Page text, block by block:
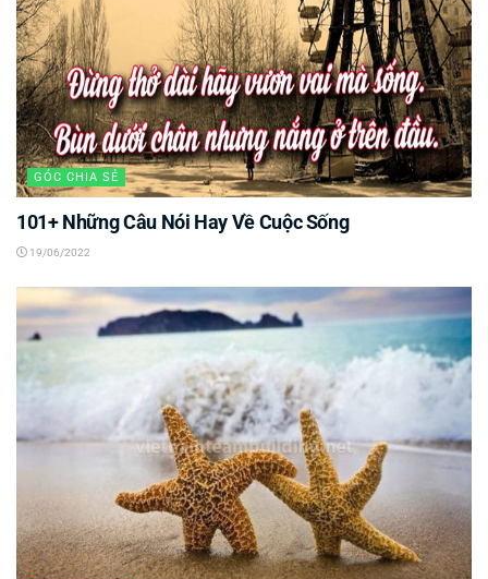
GÓC CHIA SẺ
101+ Những Câu Nói Hay Về Cuộc Sống
19/06/2022